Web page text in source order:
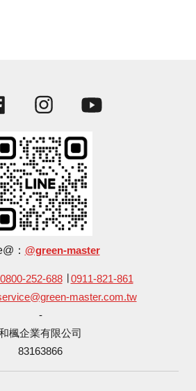
Facebook Instagram
： @green-master
0800-252-688∣ 0911-821-861
master.com.tw
-
楓企業有限公司
83163866